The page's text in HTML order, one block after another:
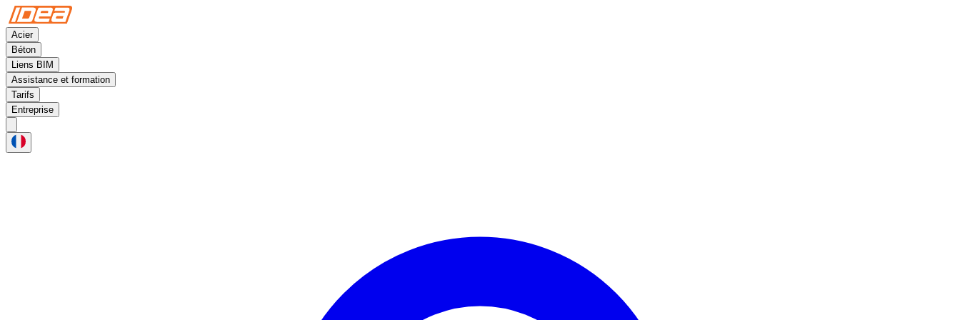
Acier
Béton
Liens BIM
Assistance et formation
Tarifs
Entreprise